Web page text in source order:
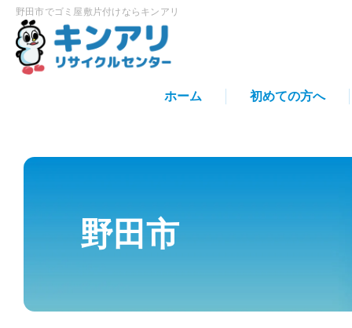
野田市でゴミ屋敷片付けならキンアリ
ホーム 初めての方へ
野田市